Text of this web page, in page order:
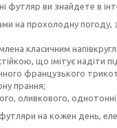
футляр ви знайдете в
на прохолодну погоду,
класичним
що імітує надіти
французького
прання;
оливкового, однотонні
на кожен день,